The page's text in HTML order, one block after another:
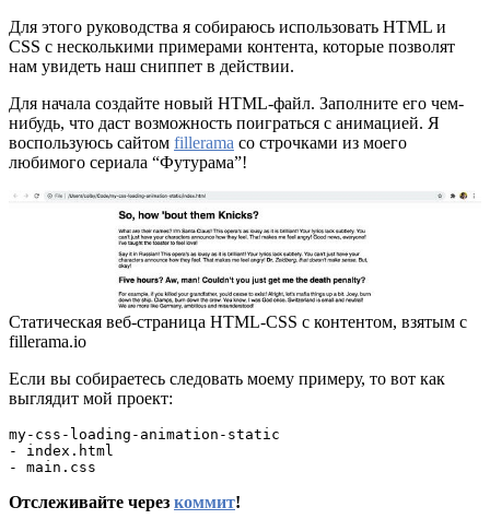
Для этого руководства я собираюсь использовать HTML и
CSS с несколькими примерами контента, которые позволят
нам увидеть наш сниппет в действии.
Для начала создайте новый HTML-файл. Заполните его чем-
нибудь, что даст возможность поиграться с анимацией. Я
воспользуюсь сайтом fillerama со строчками из моего
любимого сериала “Футурама”!
Статическая веб-страница HTML-CSS с контентом, взятым с
fillerama.io
Если вы собираетесь следовать моему примеру, то вот как
выглядит мой проект:
my-css-loading-animation-static
- index.html
- main.css
Отслеживайте через коммит!